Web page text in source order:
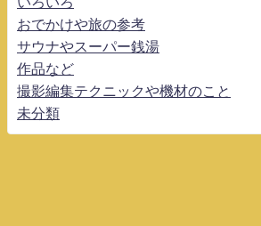
おでかけや旅の参考
サウナやスーパー銭湯
作品など
撮影編集テクニックや機材のこと
未分類